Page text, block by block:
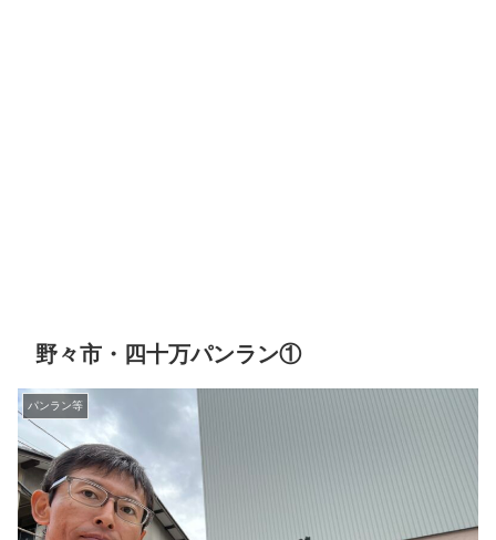
野々市・四十万パンラン①
パンラン等